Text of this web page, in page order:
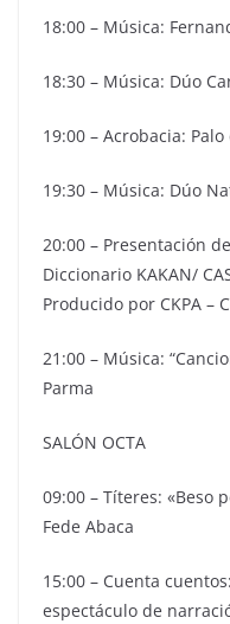
18:00 – Música:
18:30 – Música: Dúo
19:00 – Acrobacia:
19:30 – Música: Dúo
20:00 – Presentación
Diccionario KAKAN/
Producido por CKPA –
21:00 – Música:
Parma
SALÓN OCTA
09:00 – Títeres: «Beso
Fede Abaca
15:00 – Cuenta
espectáculo de